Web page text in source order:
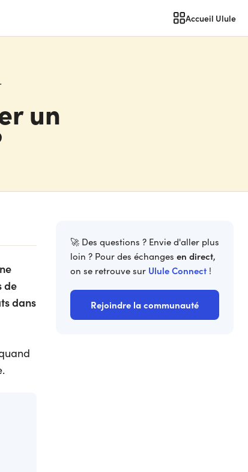
Accueil Ulule
?
un
de
dans
🚀 Des questions ? Envie d'aller plus
loin ? Pour des échanges en direct,
on se retrouve sur Ulule Connect !
Rejoindre la communauté